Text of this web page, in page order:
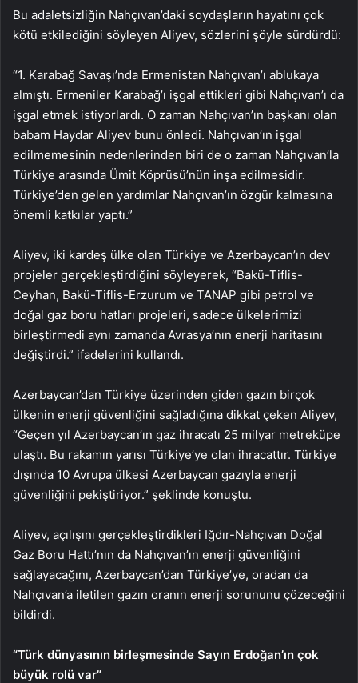
Bu adaletsizliğin Nahçıvan’daki soydaşların hayatını çok
kötü etkilediğini söyleyen Aliyev, sözlerini şöyle sürdürdü:
“1. Karabağ Savaşı’nda Ermenistan Nahçıvan’ı ablukaya
almıştı. Ermeniler Karabağ’ı işgal ettikleri gibi Nahçıvan’ı da
işgal etmek istiyorlardı. O zaman Nahçıvan’ın başkanı olan
babam Haydar Aliyev bunu önledi. Nahçıvan’ın işgal
edilmemesinin nedenlerinden biri de o zaman Nahçıvan’la
Türkiye arasında Ümit Köprüsü’nün inşa edilmesidir.
Türkiye’den gelen yardımlar Nahçıvan’ın özgür kalmasına
önemli katkılar yaptı.”
Aliyev, iki kardeş ülke olan Türkiye ve Azerbaycan’ın dev
projeler gerçekleştirdiğini söyleyerek, “Bakü-Tiflis-
Ceyhan, Bakü-Tiflis-Erzurum ve TANAP gibi petrol ve
doğal gaz boru hatları projeleri, sadece ülkelerimizi
birleştirmedi aynı zamanda Avrasya’nın enerji haritasını
değiştirdi.” ifadelerini kullandı.
Azerbaycan’dan Türkiye üzerinden giden gazın birçok
ülkenin enerji güvenliğini sağladığına dikkat çeken Aliyev,
“Geçen yıl Azerbaycan’ın gaz ihracatı 25 milyar metreküpe
ulaştı. Bu rakamın yarısı Türkiye’ye olan ihracattır. Türkiye
dışında 10 Avrupa ülkesi Azerbaycan gazıyla enerji
güvenliğini pekiştiriyor.” şeklinde konuştu.
Aliyev, açılışını gerçekleştirdikleri Iğdır-Nahçıvan Doğal
Gaz Boru Hattı’nın da Nahçıvan’ın enerji güvenliğini
sağlayacağını, Azerbaycan’dan Türkiye’ye, oradan da
Nahçıvan’a iletilen gazın oranın enerji sorununu çözeceğini
bildirdi.
“Türk dünyasının birleşmesinde Sayın Erdoğan’ın çok
büyük rolü var”